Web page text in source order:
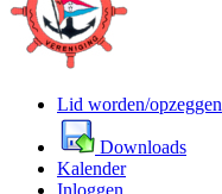
Lid worden/opzeggen
Downloads
Kalender
Inloggen